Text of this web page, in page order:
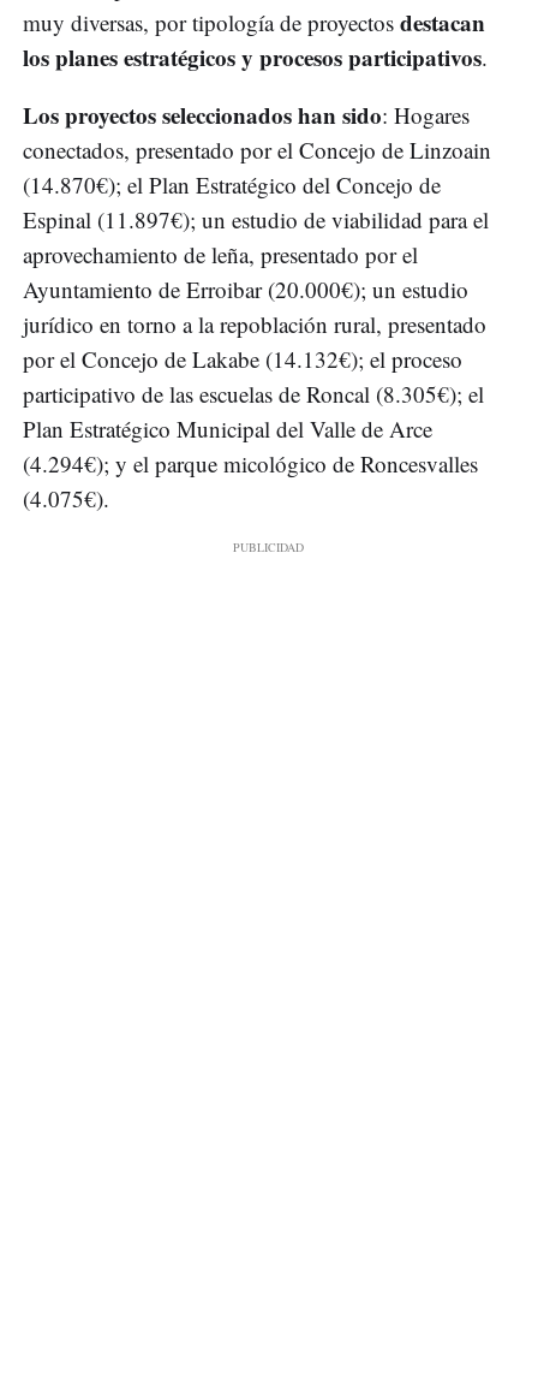
muy diversas, por tipología de proyectos destacan
los planes estratégicos y procesos participativos.
Los proyectos seleccionados han sido: Hogares
conectados, presentado por el Concejo de Linzoain
(14.870€); el Plan Estratégico del Concejo de
Espinal (11.897€); un estudio de viabilidad para el
aprovechamiento de leña, presentado por el
Ayuntamiento de Erroibar (20.000€); un estudio
jurídico en torno a la repoblación rural, presentado
por el Concejo de Lakabe (14.132€); el proceso
participativo de las escuelas de Roncal (8.305€); el
Plan Estratégico Municipal del Valle de Arce
(4.294€); y el parque micológico de Roncesvalles
(4.075€).